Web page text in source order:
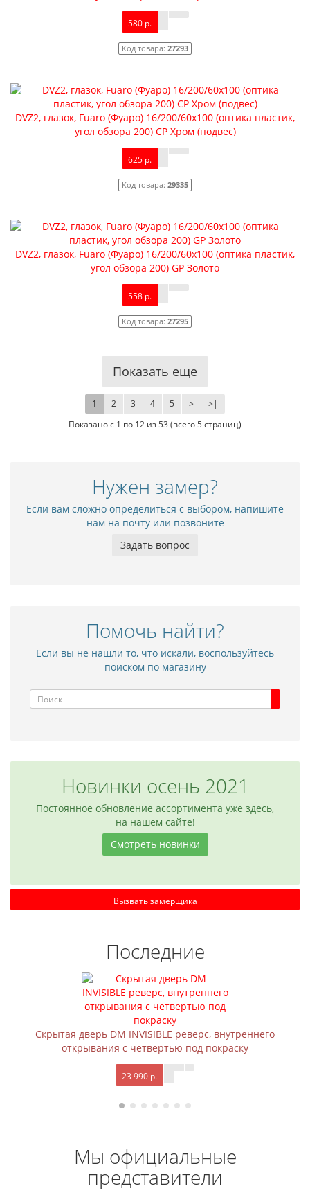
580 р.
Код товара: 27293
DVZ2, глазок, Fuaro (Фуаро) 16/200/60x100 (оптика пластик,
угол обзора 200) CP Хром (подвес)
625 р.
Код товара: 29335
DVZ2, глазок, Fuaro (Фуаро) 16/200/60x100 (оптика пластик,
угол обзора 200) GP Золото
558 р.
Код товара: 27295
Показать еще
1 2 3 4 5 > >|
Показано с 1 по 12 из 53 (всего 5 страниц)
Нужен замер?
Если вам сложно определиться с выбором, напишите
нам на почту или позвоните
Задать вопрос
Помочь найти?
Если вы не нашли то, что искали, воспользуйтесь
поиском по магазину
Новинки осень 2021
Постоянное обновление ассортимента уже здесь,
на нашем сайте!
Смотреть новинки
Вызвать замерщика
Последние
Скрытая дверь DM INVISIBLE реверс, внутреннего
открывания с четвертью под покраску
23 990 р.
Мы официальные
представители